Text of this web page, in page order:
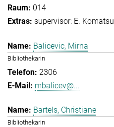
014
supervisor: E. Komatsu
Balicevic, Mirna
Bibliothekarin
2306
mbalicev@...
Bartels, Christiane
Bibliothekarin